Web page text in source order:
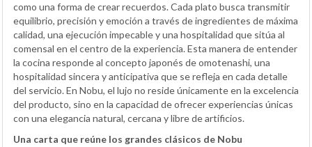
como una forma de crear recuerdos. Cada plato busca transmitir
equilibrio, precisión y emoción a través de ingredientes de máxima
calidad, una ejecución impecable y una hospitalidad que sitúa al
comensal en el centro de la experiencia. Esta manera de entender
la cocina responde al concepto japonés de omotenashi, una
hospitalidad sincera y anticipativa que se refleja en cada detalle
del servicio. En Nobu, el lujo no reside únicamente en la excelencia
del producto, sino en la capacidad de ofrecer experiencias únicas
con una elegancia natural, cercana y libre de artificios.
Una carta que reúne los grandes clásicos de Nobu